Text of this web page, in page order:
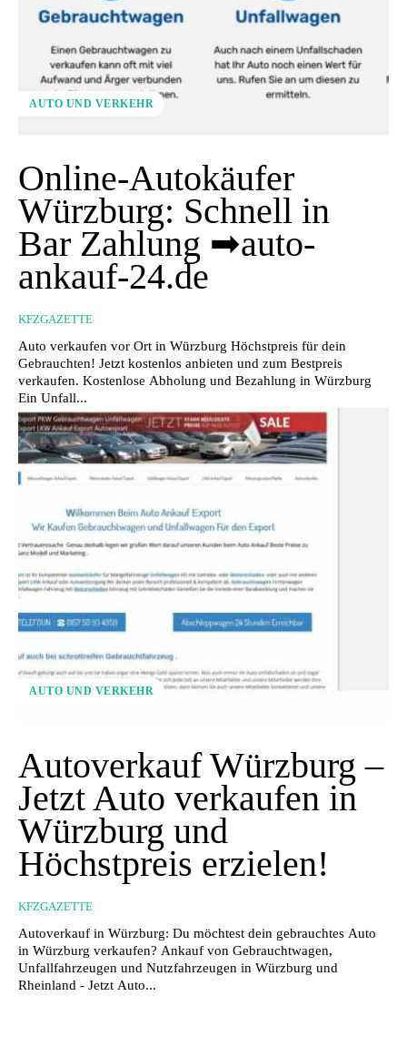
AUTO UND VERKEHR
Online-Autokäufer
Würzburg: Schnell in
Bar Zahlung ➡auto-
ankauf-24.de
KFZGAZETTE
Auto verkaufen vor Ort in Würzburg Höchstpreis für dein
Gebrauchten! Jetzt kostenlos anbieten und zum Bestpreis
verkaufen. Kostenlose Abholung und Bezahlung in Würzburg
Ein Unfall...
AUTO UND VERKEHR
Autoverkauf Würzburg –
Jetzt Auto verkaufen in
Würzburg und
Höchstpreis erzielen!
KFZGAZETTE
Autoverkauf in Würzburg: Du möchtest dein gebrauchtes Auto
in Würzburg verkaufen? Ankauf von Gebrauchtwagen,
Unfallfahrzeugen und Nutzfahrzeugen in Würzburg und
Rheinland - Jetzt Auto...